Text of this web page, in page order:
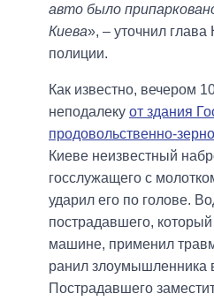
авто было
Киева», – уточнил
полиции.
Как известно, вечером
неподалеку от здания
продовольственно-
Киеве неизвестный
госслужащего с
ударил его по голове.
пострадавшего,
машине, применил
ранил злоумышленника
Пострадавшего